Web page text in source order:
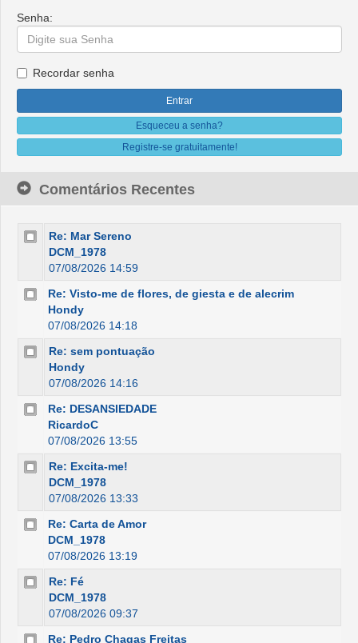
Senha:
Recordar senha
Esqueceu a senha?
Registre-se gratuitamente!
Comentários Recentes
Re: Mar Sereno
DCM_1978
07/08/2026 14:59
Re: Visto-me de flores, de giesta e de alecrim
Hondy
07/08/2026 14:18
Re: sem pontuação
Hondy
07/08/2026 14:16
Re: DESANSIEDADE
RicardoC
07/08/2026 13:55
Re: Excita-me!
DCM_1978
07/08/2026 13:33
Re: Carta de Amor
DCM_1978
07/08/2026 13:19
Re: Fé
DCM_1978
07/08/2026 09:37
Re: Pedro Chagas Freitas